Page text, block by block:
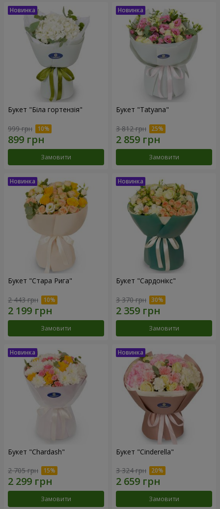
Букет "Біла гортензія"
999 грн
Замовити
Букет "Tatyana"
3 812 грн
Замовити
Букет "Стара Рига"
2 443 грн
Замовити
Букет "Сардонікс"
3 370 грн
Замовити
Букет "Chardash"
2 705 грн
Замовити
Букет "Cinderella"
3 324 грн
Замовити